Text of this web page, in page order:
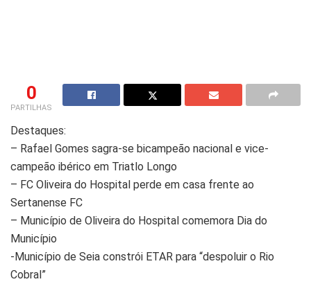
0
PARTILHAS
Destaques:
– Rafael Gomes sagra-se bicampeão nacional e vice-
campeão ibérico em Triatlo Longo
– FC Oliveira do Hospital perde em casa frente ao
Sertanense FC
– Município de Oliveira do Hospital comemora Dia do
Município
-Município de Seia constrói ETAR para “despoluir o Rio
Cobral”